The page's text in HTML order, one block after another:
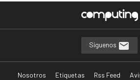
Síguenos
Nosotros Etiquetas Rss Feed